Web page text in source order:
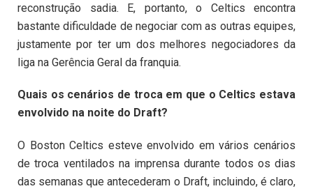
reconstrução sadia. E, portanto, o Celtics encontra
bastante dificuldade de negociar com as outras equipes,
justamente por ter um dos melhores negociadores da
liga na Gerência Geral da franquia.
Quais os cenários de troca em que o Celtics estava
envolvido na noite do Draft?
O Boston Celtics esteve envolvido em vários cenários
de troca ventilados na imprensa durante todos os dias
das semanas que antecederam o Draft, incluindo, é claro,